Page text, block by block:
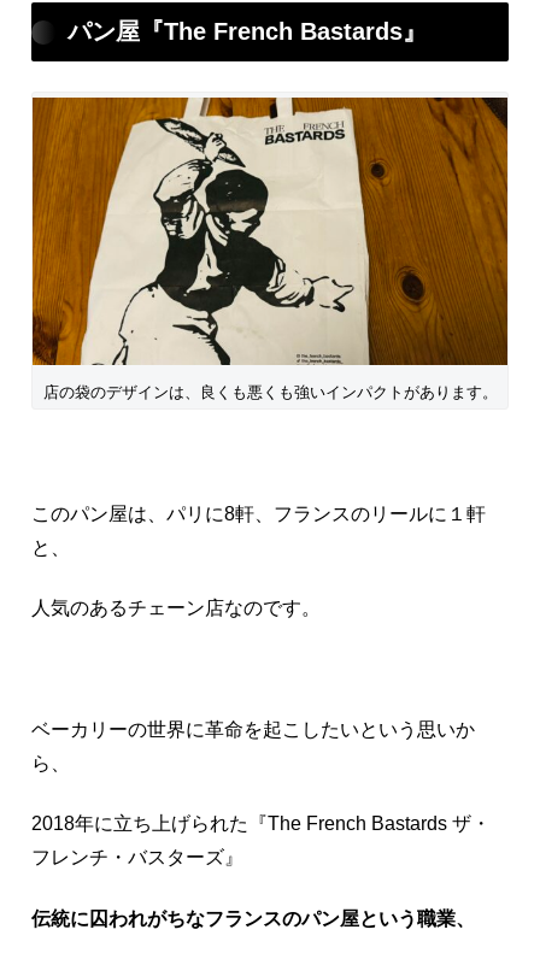
パン屋『The French Bastards』
店の袋のデザインは、良くも悪くも強いインパクトがあります。
このパン屋は、パリに8軒、フランスのリールに１軒
と、
人気のあるチェーン店なのです。
ベーカリーの世界に革命を起こしたいという思いか
ら、
2018年に立ち上げられた『The French Bastards ザ・
フレンチ・バスターズ』
伝統に囚われがちなフランスのパン屋という職業、